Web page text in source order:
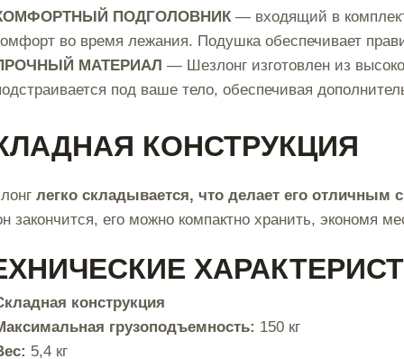
ПОДГОЛОВНИК— входящий в
во время лежания. Подушка обеспечивает
МАТЕРИАЛ — Шезлонг изготовлен из
под ваше тело, обеспечивая
КОНСТРУКЦИЯ
легко складывается, что делает его отличным
закончится, его можно компактно хранить, экономя
конструкция
грузоподъемность: 150 кг
5,4 кг